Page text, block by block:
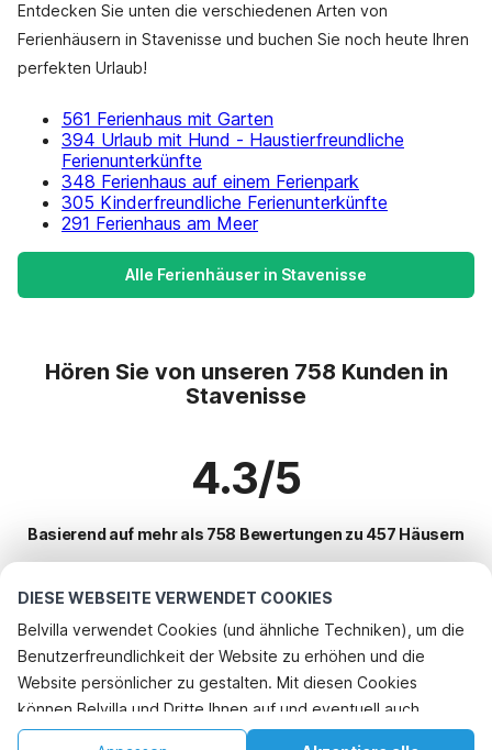
DIESE WEBSEITE VERWENDET COOKIES
Belvilla verwendet Cookies (und ähnliche Techniken), um die
Benutzerfreundlichkeit der Website zu erhöhen und die
Website persönlicher zu gestalten. Mit diesen Cookies
können Belvilla und Dritte Ihnen auf und eventuell auch
außerhalb unserer Website folgen, um Werbung Ihren
Entdecken Sie unten die verschiedenen Arten von
Ferienhäusern in Stavenisse und buchen Sie noch heute Ihren
perfekten Urlaub!
561 Ferienhaus mit Garten
394 Urlaub mit Hund - Haustierfreundliche
Ferienunterkünfte
348 Ferienhaus auf einem Ferienpark
305 Kinderfreundliche Ferienunterkünfte
291 Ferienhaus am Meer
Alle Ferienhäuser in Stavenisse
Hören Sie von unseren 758 Kunden in
Stavenisse
4.3/5
Basierend auf mehr als 758 Bewertungen zu 457 Häusern
Beliebteste Reiseziele für Urlaub
Top-Städte mit Top-Annehmlichkeiten für den Urlaub
Ferienhaus mit Garten eede
Urlaub mit Hund - Haustierfreundliche Ferienunterkünfte zuidzande
Beliebte Ausstattungen für Urlaub in Stavenisse
Ferienhaus mit Garten
Telefonisch buchen